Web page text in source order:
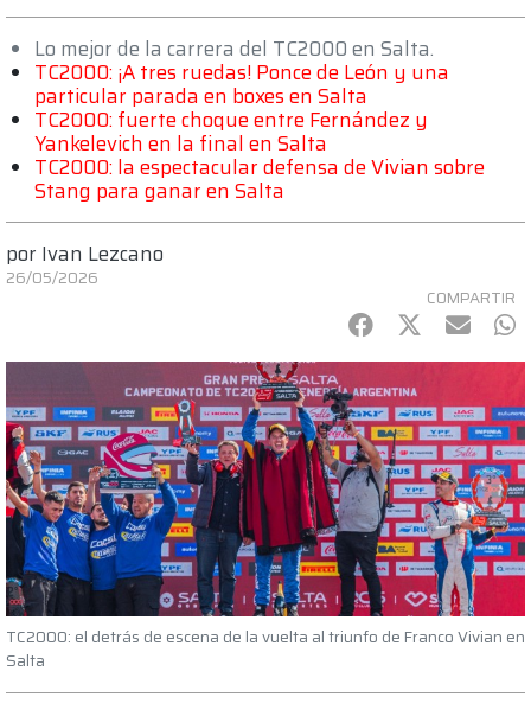
Lo mejor de la carrera del TC2000 en Salta.
TC2000: ¡A tres ruedas! Ponce de León y una
particular parada en boxes en Salta
TC2000: fuerte choque entre Fernández y
Yankelevich en la final en Salta
TC2000: la espectacular defensa de Vivian sobre
Stang para ganar en Salta
por Ivan Lezcano
26/05/2026
COMPARTIR
Facebook
Twitter
mail
TC2000: el detrás de escena de la vuelta al triunfo de Franco Vivian en
Salta